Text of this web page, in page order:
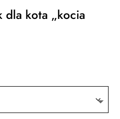
dla kota „kocia